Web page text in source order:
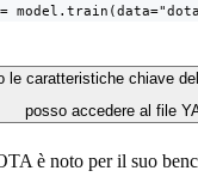
le caratteristiche chiave
posso accedere al file
è noto per il suo